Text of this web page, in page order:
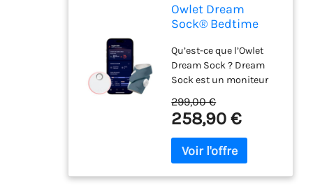
Owlet Dream
Sock® Bedtime
Surveillance
Intelligent pour
bébé - Suivi en
Direct de la
fréquence
cardique et de
l'oxygène du
Nourrisson
Qu’est-ce que l’Owlet
Dream Sock ? Dream
Sock est un moniteur
certifié médicalement,
qui suit la fréquence
cardiaque, le niveau
d’oxygène et les
de votre bébé. Il envoie
299,00 €
258,90 €